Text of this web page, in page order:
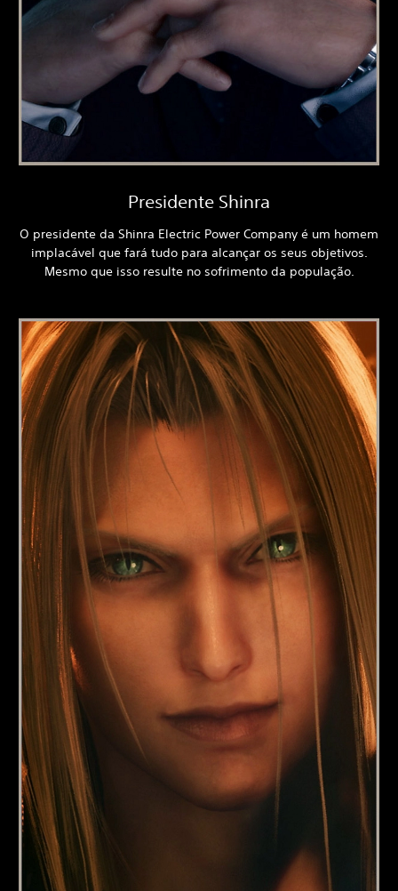
Presidente Shinra
O presidente da Shinra Electric Power Company é um homem
implacável que fará tudo para alcançar os seus objetivos.
Mesmo que isso resulte no sofrimento da população.